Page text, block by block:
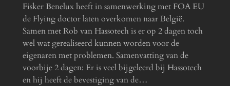
Fisker Benelux heeft in samenwerking met FOA EU
de Flying doctor laten overkomen naar België.
Samen met Rob van Hassotech is er op 2 dagen toch
wel wat gerealiseerd kunnen worden voor de
eigenaren met problemen. Samenvatting van de
voorbije 2 dagen: Er is veel bijgeleerd bij Hassotech
en hij heeft de bevestiging van de…